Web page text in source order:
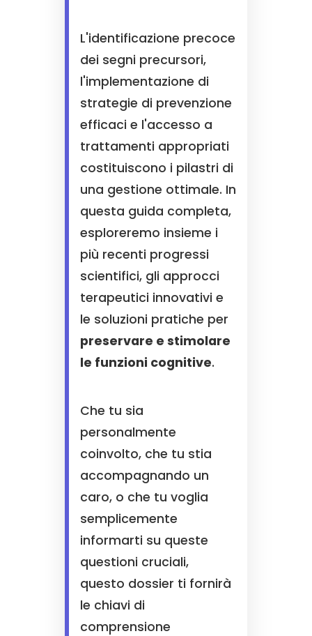
L'identificazione precoce
dei segni precursori,
l'implementazione di
strategie di prevenzione
efficaci e l'accesso a
trattamenti appropriati
costituiscono i pilastri di
una gestione ottimale. In
questa guida completa,
esploreremo insieme i
più recenti progressi
scientifici, gli approcci
terapeutici innovativi e
le soluzioni pratiche per
preservare e stimolare
le funzioni cognitive.
Che tu sia
personalmente
coinvolto, che tu stia
accompagnando un
caro, o che tu voglia
semplicemente
informarti su queste
questioni cruciali,
questo dossier ti fornirà
le chiavi di
comprensione